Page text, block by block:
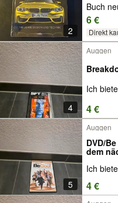
2
Buch
6 €
Direkt
4
Auggen
Ich
4 €
5
Auggen
DVD/
dem
Ich
4 €